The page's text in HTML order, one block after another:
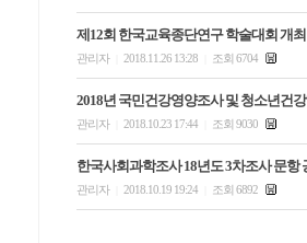
제12회 한국교육종단연구 학술대회 개최
관리자 2018.11.26 13:28 조회 6704
2018년 국민건강영양조사 및 청소년건
관리자 2018.10.23 17:44 조회 9030
한국사회과학조사 18년도 3차조사 문항
관리자 2018.10.19 19:24 조회 6892